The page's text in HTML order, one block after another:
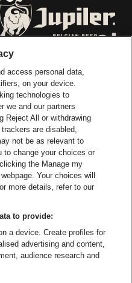
van Europcar
van Coca-Cola
Ga naar de website van
Ga naar de
van Champagne
Ga naar de website
de website van Het
Ga naar de
de website van Gazet
Ga naar de
is een deel van be•at
Antwerpen
2170 Antwerpen
- RPR Antwerpen
2200 4925 0067 - BIC:
access personal data,
on your device.
technologies to
we and our partners
Reject All or withdrawing
are disabled,
not be as relevant to
to change your choices or
the Manage my
Your choices will
more details, refer to our
to provide:
a device. Create profiles for
advertising and content,
audience research and